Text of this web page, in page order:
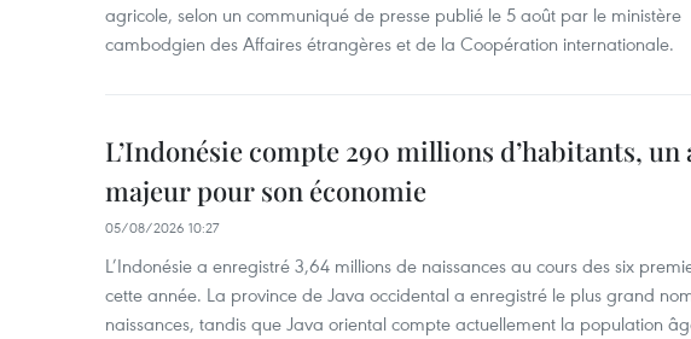
agricole, selon un communiqué de presse publié le 5 août par le ministère
cambodgien des Affaires étrangères et de la Coopération internationale.
L’Indonésie compte 290 millions d’habitants, un
majeur pour son économie
05/08/2026 10:27
L’Indonésie a enregistré 3,64 millions de naissances au cours des six
cette année. La province de Java occidental a enregistré le plus grand
naissances, tandis que Java oriental compte actuellement la population